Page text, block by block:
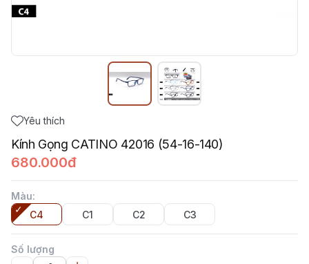
Yêu thích
Kính Gọng CATINO 42016 (54-16-140)
680.000đ
Màu:
C4
C1 C2 C3
Số lượng